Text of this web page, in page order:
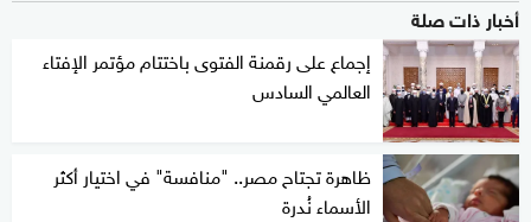
أخبار ذات صلة
إجماع على رقمنة الفتوى باختتام مؤتمر الإفتاء
العالمي السادس
ظاهرة تجتاح مصر.. "منافسة" في اختيار أكثر
الأسماء نُدرة